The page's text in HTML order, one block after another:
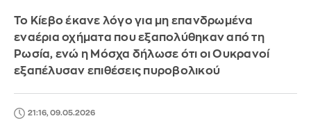
Το Κίεβο έκανε λόγο για μη επανδρωμένα
εναέρια οχήματα που εξαπολύθηκαν από τη
Ρωσία, ενώ η Μόσχα δήλωσε ότι οι Ουκρανοί
εξαπέλυσαν επιθέσεις πυροβολικού
21:16, 09.05.2026